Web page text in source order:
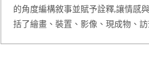
的角度編構敘事並賦予詮釋,讓情感
括了繪畫、裝置、影像、現成物、訪